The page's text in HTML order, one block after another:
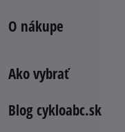
O nákupe
Ako vybrať
Blog cykloabc.sk